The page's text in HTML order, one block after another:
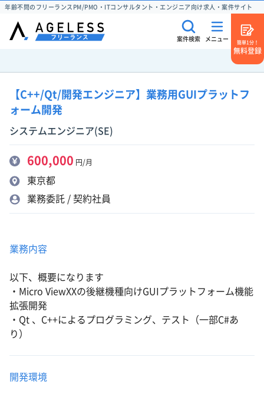
年齢不問のフリーランスPM/PMO・ITコンサルタント・エンジニア向け求人・案件サイト
案件検索 メニュー
簡単1分！
無料登録
【C++/Qt/開発エンジニア】業務用GUIプラットフ
ォーム開発
システムエンジニア(SE)
600,000 円/月
東京都
業務委託 / 契約社員
業務内容
以下、概要になります
・Micro ViewXXの後継機種向けGUIプラットフォーム機能
拡張開発
・Qt 、C++によるプログラミング、テスト（一部C#あ
り）
開発環境